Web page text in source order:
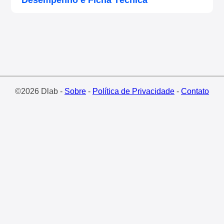
©2026 Dlab - Sobre- Política de Privacidade- Contato